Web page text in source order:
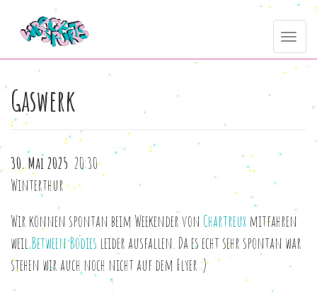
Direkt
Toggle
Gaswerk
30. Mai 2025 20:30
Winterthur
Wir können spontan beim Weekender von Chartreux mitfahren
weilBetween Bodies leider ausfallen. Da es echt sehr spontan war
stehen wir auch noch nicht auf dem Flyer :)